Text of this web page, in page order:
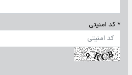
* کد امنیتی